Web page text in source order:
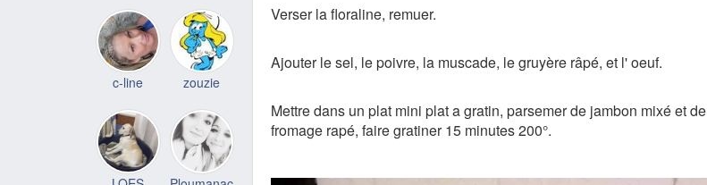
Verser la floraline, remuer.
Ajouter le sel, le poivre, la muscade, le gruyère râpé, et l' oeuf.
Mettre dans un plat mini plat a gratin, parsemer de jambon mixé et de
fromage rapé, faire gratiner 15 minutes 200°.
c-line zouzie